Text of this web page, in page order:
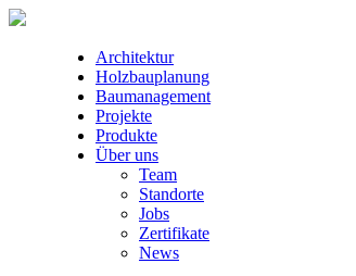
Architektur
Holzbauplanung
Baumanagement
Projekte
Produkte
Über uns
Team
Standorte
Jobs
Zertifikate
News